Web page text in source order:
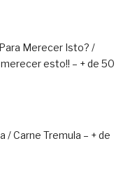
Merecer Isto? /
esto!! – + de 50
/ Carne Tremula – + de